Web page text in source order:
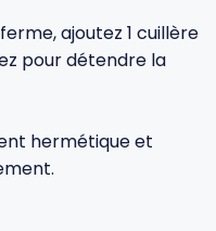
ajoutez 1 cuillère
pour détendre la
hermétique et